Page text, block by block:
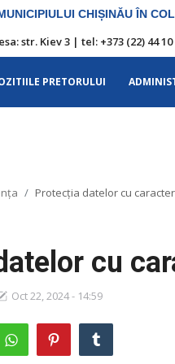
str. Kiev 3 | tel: +373 (22) 44
PRETORULUI
Protecția datelor cu
cu
Oct 22, 2024 - 14:59